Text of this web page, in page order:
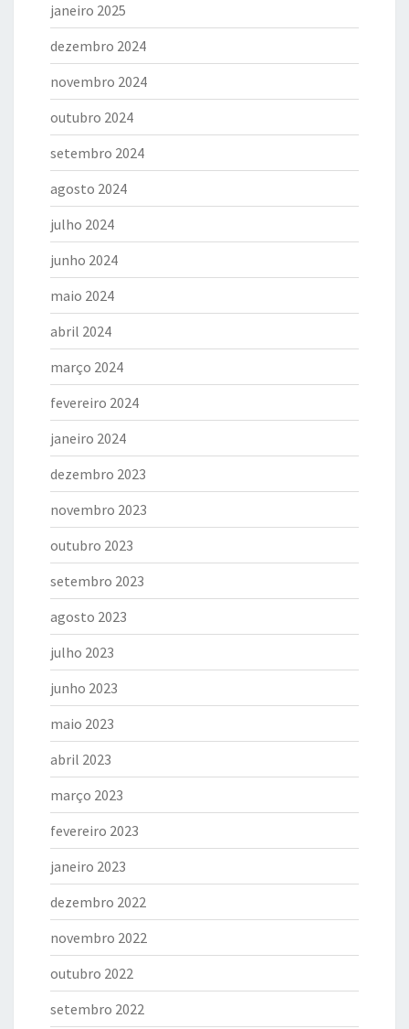
janeiro 2025
dezembro 2024
novembro 2024
outubro 2024
setembro 2024
agosto 2024
julho 2024
junho 2024
maio 2024
abril 2024
março 2024
fevereiro 2024
janeiro 2024
dezembro 2023
novembro 2023
outubro 2023
setembro 2023
agosto 2023
julho 2023
junho 2023
maio 2023
abril 2023
março 2023
fevereiro 2023
janeiro 2023
dezembro 2022
novembro 2022
outubro 2022
setembro 2022